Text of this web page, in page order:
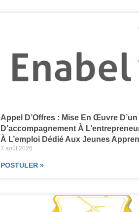
Appel D’Offres : Mise En Œuvre
D’accompagnement À
À L’emploi Dédié Aux Jeunes
7 août 2026
POSTULER »